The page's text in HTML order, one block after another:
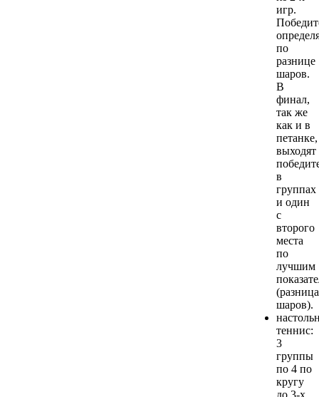
игр.
по
разнице
шаров.
В
финал,
так же
как и в
петанке,
выходят
в
группах
и один
с
второго
места
по
лучшим
(разница
шаров).
теннис:
3
группы
по 4 по
кругу
до 3-х